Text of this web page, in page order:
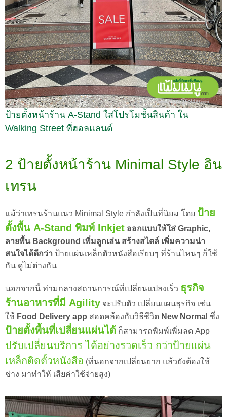
ป้ายตั้งหน้าร้าน A-Stand ใส่โปรโมชั้นสินค้า ใน
Walking Street ที่ฮอลแลนด์
2 ป้ายตั้งหน้าร้าน Minimal Style อิน
เทรน
แม้ว่าเทรนร้านแนว Minimal Style กำลังเป็นที่นิยม โดย ป้าย
ตั้งพื้น A-Stand พิมพ์ Inkjet ออกแบบให้ใส่ Graphic,
ลายพื้น Background เพิ่มลูกเล่น สร้างสไตล์ เพิ่มความน่า
สนใจได้ดีกว่า ป้ายแผ่นเหล็กตัวหนังสือเรียบๆ ที่ร้านไหนๆ ก็ใช้
กัน ดูไม่ต่างกัน
นอกจากนี้ ท่ามกลางสถานการณ์ที่เปลี่ยนแปลงเร็ว ธุรกิจ
ร้านอาหารที่มี Agility จะปรับตัว เปลี่ยนแผนธุรกิจ เช่น
ใช้ Food Delivery app สอดคล้องกับวิธีชีวิต New Norma l ซึ่ง
ป้ายตั้งพื้นที่เปลี่ยนแผ่นได้ ก็สามารถพิมพ์เพิ่มลด App
ปรับเปลี่ยนบริการ ได้อย่างรวดเร็ว กว่าป้ายแผ่น
เหล็กติดตั้วหนังสือ (ที่นอกจากเปลี่ยนยาก แล้วยังต้องใช้
ช่าง มาทำให้ เสียค่าใช้จ่ายสูง)